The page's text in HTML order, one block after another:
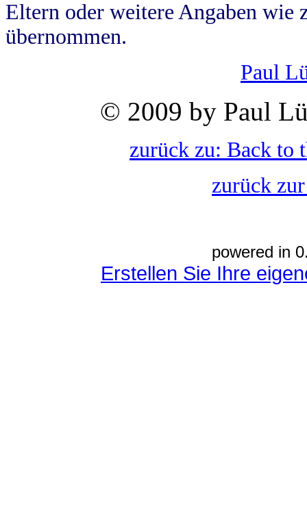
Eltern oder weitere Angaben wie
übernommen.
Paul
© 2009 by Paul
zurück zu: Back to
zurück
powered in
Erstellen Sie Ihre